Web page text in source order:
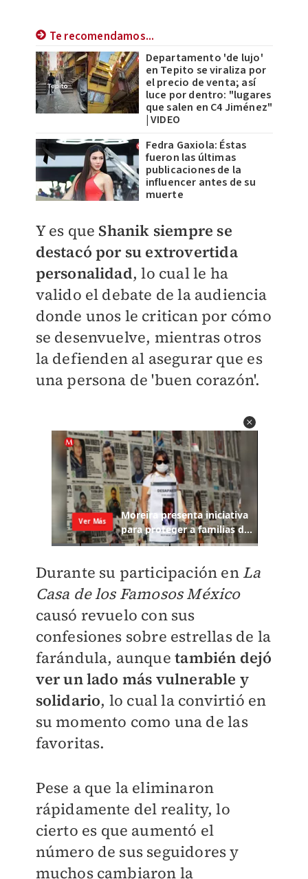
Te recomendamos...
Departamento 'de lujo'
en Tepito se viraliza por
el precio de venta; así
luce por dentro: "lugares
que salen en C4 Jiménez"
| VIDEO
Fedra Gaxiola: Éstas
fueron las últimas
publicaciones de la
influencer antes de su
muerte
Y es que Shanik siempre se
destacó por su extrovertida
personalidad, lo cual le ha
valido el debate de la audiencia
donde unos le critican por cómo
se desenvuelve, mientras otros
la defienden al asegurar que es
una persona de 'buen corazón'.
Durante su participación en La
Casa de los Famosos México
causó revuelo con sus
confesiones sobre estrellas de la
farándula, aunquetambién dejó
ver un lado más vulnerable y
solidario, lo cual la convirtió en
su momento como una de las
favoritas.
Pese a que la eliminaron
rápidamente del reality, lo
cierto es que aumentó el
número de sus seguidores y
muchos cambiaron la